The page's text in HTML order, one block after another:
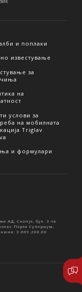
и поплаки
известување
за
на
услови за
на мобилната
Triglav
и формулари
АД, Скопје, бул. 3-та
Порта Супериум,
3.009.200,00